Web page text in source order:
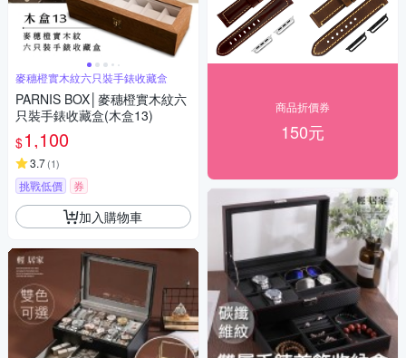
麥穗橙實木紋六只裝手錶收藏盒
PARNIS BOX│麥穗橙實木紋六
只裝手錶收藏盒(木盒13)
$1,100
3.7(1)
挑戰低價 券
加入購物車
商品折價券
150元